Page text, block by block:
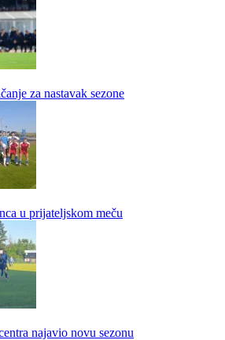
za nastavak sezone
u prijateljskom meču
najavio novu sezonu